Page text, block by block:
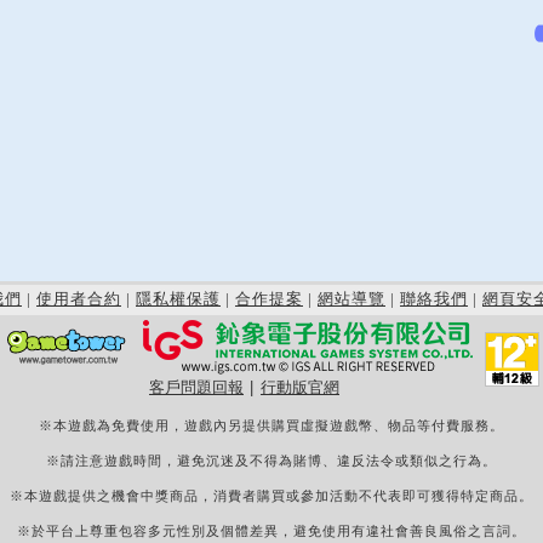
們 | 使用者合約 | 隱私權保護 | 合作提案 | 網站導覽 | 聯絡我們 | 網頁安
客戶問題回報 行動版官網
※本遊戲為免費使用，遊戲內另提供購買虛擬遊戲幣、物品等付費服務。
※請注意遊戲時間，避免沉迷及不得為賭博、違反法令或類似之行為。
※本遊戲提供之機會中獎商品，消費者購買或參加活動不代表即可獲得特定商品。
※於平台上尊重包容多元性別及個體差異，避免使用有違社會善良風俗之言詞。